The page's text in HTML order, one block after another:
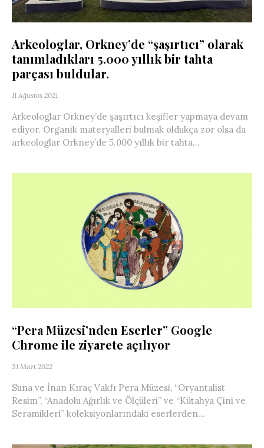
Arkeologlar, Orkney’de “şaşırtıcı” olarak
tanımladıkları 5.000 yıllık bir tahta
parçası buldular.
11 Ağustos 2021
Arkeologlar Orkney’de şaşırtıcı keşifler yapmaya devam
ediyor. Organik materyalleri bulmak oldukça zor olsa da
arkeologlar Orkney’de 5.000 yıllık bir tahta...
“Pera Müzesi’nden Eserler” Google
Chrome ile ziyarete açılıyor
31 Mart 2022
Suna ve İnan Kıraç Vakfı Pera Müzesi, “Oryantalist
Resim”, “Anadolu Ağırlık ve Ölçüleri” ve “Kütahya Çini ve
Seramikleri” koleksiyonlarındaki eserlerden...